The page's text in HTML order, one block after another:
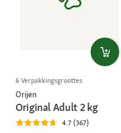
6 Verpakkingsgroottes
Orijen
Original Adult 2 kg
4.7 (367)